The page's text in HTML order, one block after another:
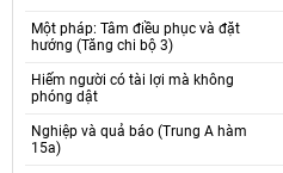
Một pháp: Tâm điều phục và đặt
hướng (Tăng chi bộ 3)
Hiếm người có tài lợi mà không
phóng dật
Nghiệp và quả báo (Trung A hàm
15a)